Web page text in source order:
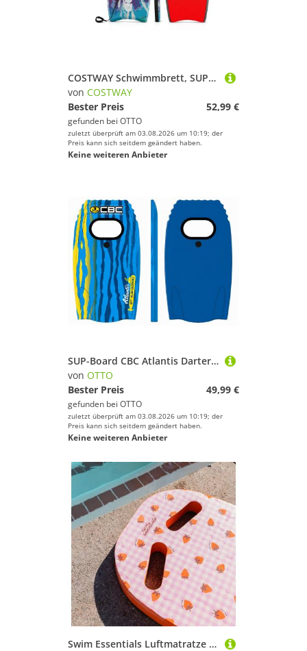
COSTWAY Schwimmbrett, SUP-Board, Bodyboard, Surfboard für Kinder
von COSTWAY
Bester Preis
52,99 €
gefunden bei OTTO
zuletzt überprüft am 03.08.2026 um 10:19; der
Preis kann sich seitdem geändert haben.
Keine weiteren Anbieter
SUP-Board CBC Atlantis Darter 37 Bodyboard mit Plexiglas Sichtfenster & Leash
von OTTO
Bester Preis
49,99 €
gefunden bei OTTO
zuletzt überprüft am 03.08.2026 um 10:19; der
Preis kann sich seitdem geändert haben.
Keine weiteren Anbieter
Swim Essentials Luftmatratze Bodyboard Strawberry Fields, Surfbrett Schwimmbrett Schwimmhilfe